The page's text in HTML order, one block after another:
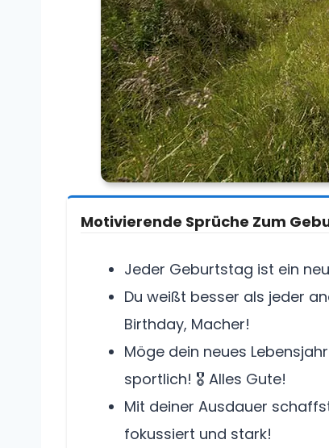
Motivierende Sprüche Zum
Jeder Geburtstag ist ein
Du weißt besser als jeder
Birthday, Macher!
Möge dein neues
sportlich! 🎖️ Alles Gute!
Mit deiner Ausdauer
fokussiert und stark!